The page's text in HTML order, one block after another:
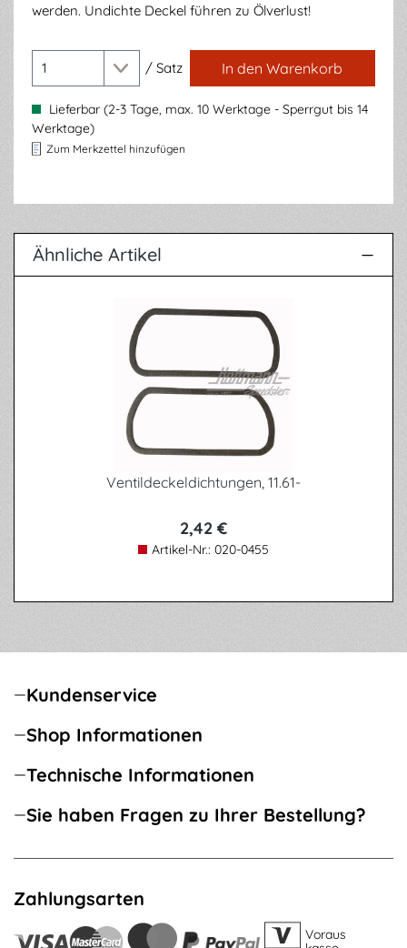
werden. Undichte Deckel führen zu Ölverlust!
/ Satz In den Warenkorb
Lieferbar (2-3 Tage, max. 10 Werktage - Sperrgut bis 14
Werktage)
Zum Merkzettel hinzufügen
Ähnliche Artikel
Produktgalerie überspringen
Ventildeckeldichtungen, 11.61-
2,42 €
Artikel-Nr.: 020-0455
Kundenservice
Shop Informationen
Technische Informationen
Sie haben Fragen zu Ihrer Bestellung?
Zahlungsarten
Voraus